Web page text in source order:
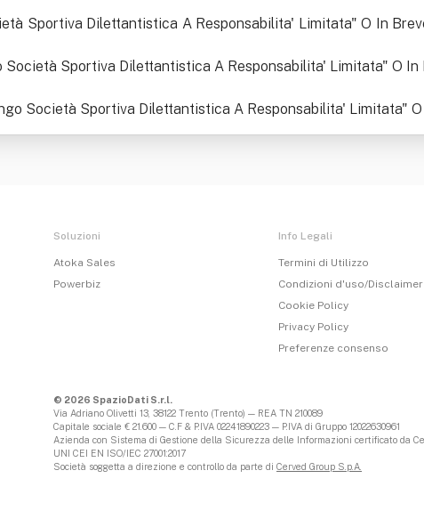
Sportiva Dilettantistica A Responsabilita' Limitata" O In
Sportiva Dilettantistica A Responsabilita' Limitata" O In
Società Sportiva Dilettantistica A Responsabilita' Limitata"
Soluzioni
Atoka Sales
Powerbiz
Info Legali
Termini di Utilizzo
Condizioni d'uso/Disclaimer
Cookie Policy
Privacy Policy
Preferenze consenso
© 2026 SpazioDati S.r.l.
Via Adriano Olivetti 13, 38122 Trento (Trento) — REA TN 210089
Capitale sociale € 21.600 — C.F & P.IVA 02241890223 — P.IVA di Gruppo 12022630961
Azienda con Sistema di Gestione della Sicurezza delle Informazioni certificato da
UNI CEI EN ISO/IEC 27001:2017
Società soggetta a direzione e controllo da parte di Cerved Group S.p.A.